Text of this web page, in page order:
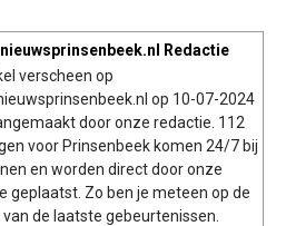
Redactie
verscheen op
op 10-07-2024
door onze redactie. 112
voor Prinsenbeek komen 24/7 bij
en worden direct door onze
geplaatst. Zo ben je meteen op de
van de laatste gebeurtenissen.